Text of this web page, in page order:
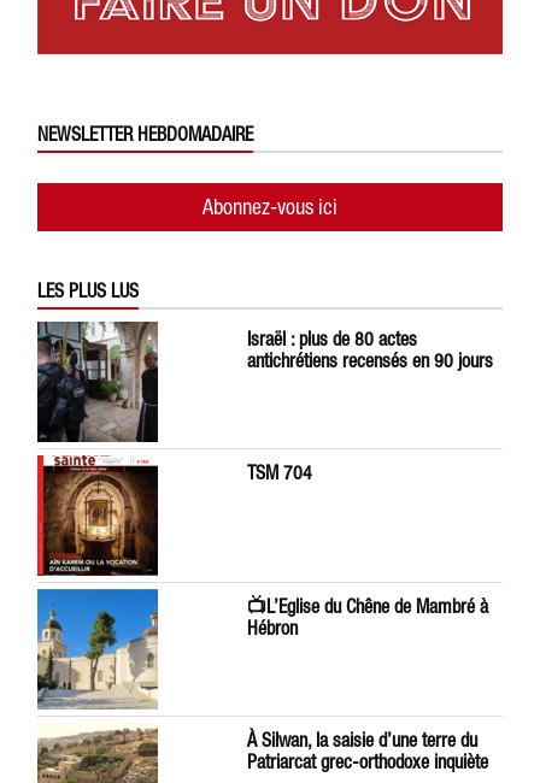
NEWSLETTER HEBDOMADAIRE
Abonnez-vous ici
LES PLUS LUS
Israël : plus de 80 actes
antichrétiens recensés en 90 jours
TSM 704
📺L’Eglise du Chêne de Mambré à
Hébron
À Silwan, la saisie d’une terre du
Patriarcat grec-orthodoxe inquiète